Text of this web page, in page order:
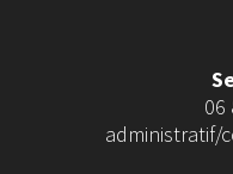
06
administratif/